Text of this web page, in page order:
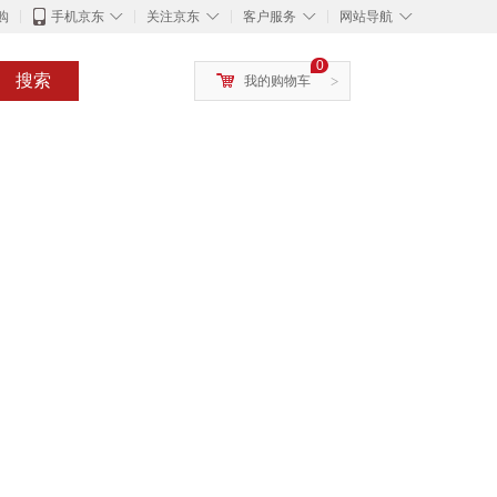
◇
手机京东 ◇
关注京东 ◇
客户服务 ◇
网站导航
搜索 >
0
我的购物车